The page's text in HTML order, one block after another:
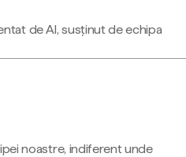
de AI, susținut de echipa
noastre, indiferent unde